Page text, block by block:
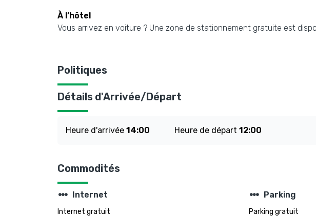
À l’hôtel
Vous arrivez en voiture ? Une zone de stationnement gratuite est
Politiques
Détails d'Arrivée/Départ
Heure d'arrivée 14:00 Heure de départ 12:00
Commodités
steppers Internet
Internet gratuit
steppers Parking
Parking gratuit